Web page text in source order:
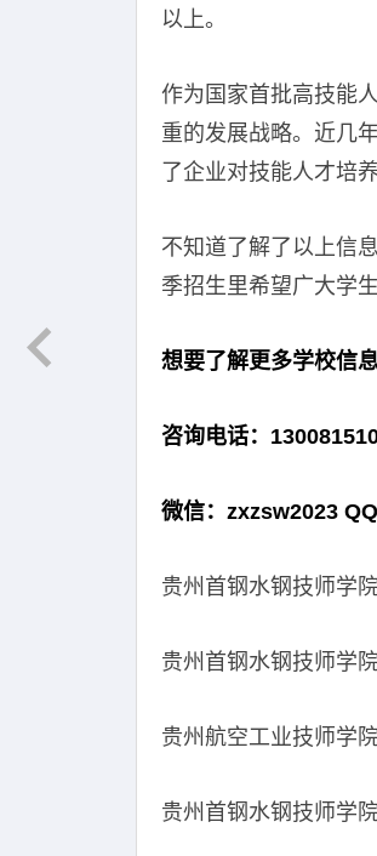
以上。
作为国家首批高技能
重的发展战略。近几
了企业对技能人才培
不知道了解了以上信
季招生里希望广大学
想要了解更多学校信
咨询电话：
微信：zxzsw2023
贵州首钢水钢技师学
贵州首钢水钢技师学
贵州航空工业技师学
贵州首钢水钢技师学